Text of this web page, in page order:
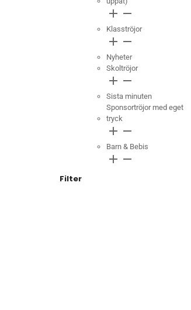
add remove
Klasströjor
add remove
Nyheter
Skoltröjor
add remove
Sista minuten
Sponsortröjor med eget
tryck
add remove
Barn & Bebis
add remove
Filter